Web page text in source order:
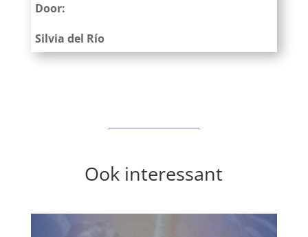
Door:
Silvia del Río
Ook interessant